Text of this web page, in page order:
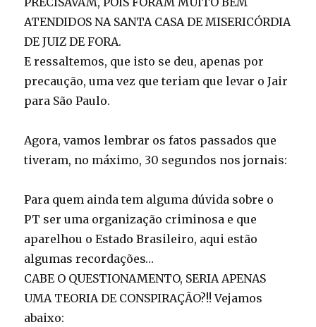
ATENDIDOS NA SANTA CASA DE MISERICÓRDIA
DE JUIZ DE FORA.
E ressaltemos, que isto se deu, apenas por
precaução, uma vez que teriam que levar o Jair
para São Paulo.
Agora, vamos lembrar os fatos passados que
tiveram, no máximo, 30 segundos nos jornais:
Para quem ainda tem alguma dúvida sobre o
PT ser uma organização criminosa e que
aparelhou o Estado Brasileiro, aqui estão
algumas recordações…
CABE O QUESTIONAMENTO, SERIA APENAS
UMA TEORIA DE CONSPIRAÇÃO?!! Vejamos
abaixo: